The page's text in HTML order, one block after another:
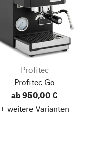
Profitec
Profitec Go
ab 950,00 €
+ weitere Varianten